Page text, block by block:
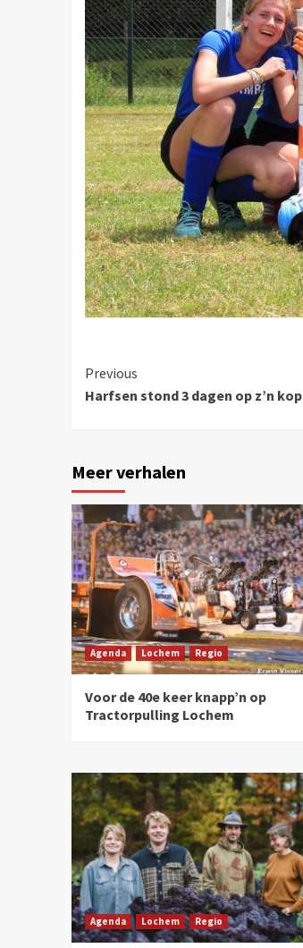
Previous
Harfsen stond 3 dagen op z’n kop
Meer verhalen
Agenda Lochem Regio
Voor de 40e keer knapp’n op
Tractorpulling Lochem
Agenda Lochem Regio